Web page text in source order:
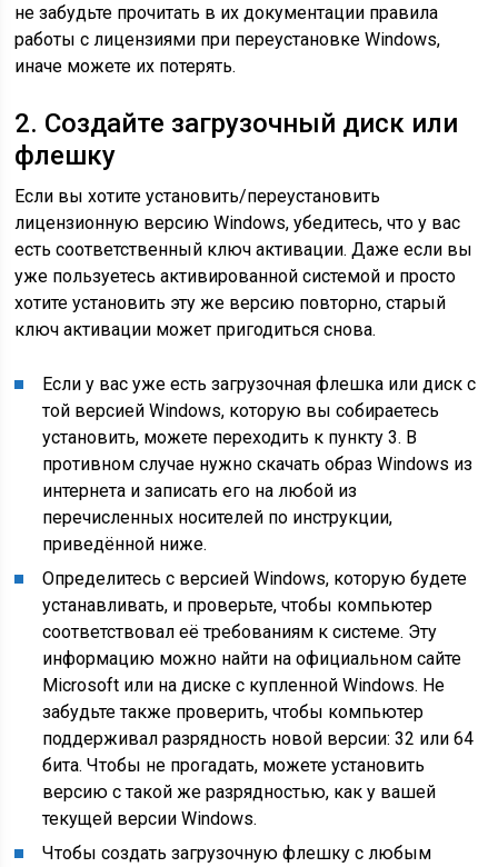
не забудьте прочитать в их документации правила
работы с лицензиями при переустановке Windows,
иначе можете их потерять.
2. Создайте загрузочный диск или
флешку
Если вы хотите установить/переустановить
лицензионную версию Windows, убедитесь, что у вас
есть соответственный ключ активации. Даже если вы
уже пользуетесь активированной системой и просто
хотите установить эту же версию повторно, старый
ключ активации может пригодиться снова.
Если у вас уже есть загрузочная флешка или диск с
той версией Windows, которую вы собираетесь
установить, можете переходить к пункту 3. В
противном случае нужно скачать образ Windows из
интернета и записать его на любой из
перечисленных носителей по инструкции,
приведённой ниже.
Определитесь с версией Windows, которую будете
устанавливать, и проверьте, чтобы компьютер
соответствовал её требованиям к системе. Эту
информацию можно найти на официальном сайте
Microsoft или на диске с купленной Windows. Не
забудьте также проверить, чтобы компьютер
поддерживал разрядность новой версии: 32 или 64
бита. Чтобы не прогадать, можете установить
версию с такой же разрядностью, как у вашей
текущей версии Windows.
Чтобы создать загрузочную флешку с любым